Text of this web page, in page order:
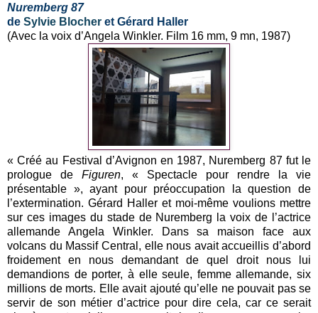
Nuremberg 87
de Sylvie Blocher et Gérard Haller
(Avec la voix d’Angela Winkler. Film 16 mm, 9 mn, 1987)
« Créé au Festival d’Avignon en 1987, Nuremberg 87 fut le
prologue de Figuren, « Spectacle pour rendre la vie
présentable », ayant pour préoccupation la question de
l’extermination. Gérard Haller et moi-même voulions mettre
sur ces images du stade de Nuremberg la voix de l’actrice
allemande Angela Winkler. Dans sa maison face aux
volcans du Massif Central, elle nous avait accueillis d’abord
froidement en nous demandant de quel droit nous lui
demandions de porter, à elle seule, femme allemande, six
millions de morts. Elle avait ajouté qu’elle ne pouvait pas se
servir de son métier d’actrice pour dire cela, car ce serait